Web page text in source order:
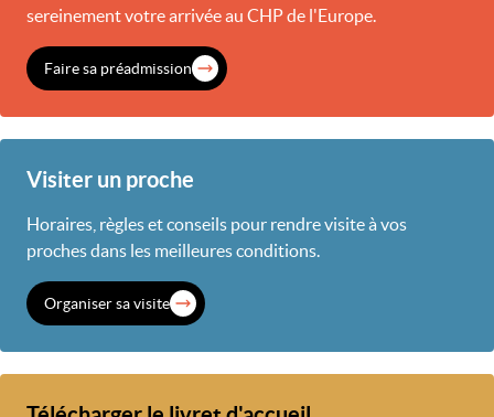
sereinement votre arrivée au CHP de l'Europe.
Faire sa préadmission
Visiter un proche
Horaires, règles et conseils pour rendre visite à vos
proches dans les meilleures conditions.
Organiser sa visite